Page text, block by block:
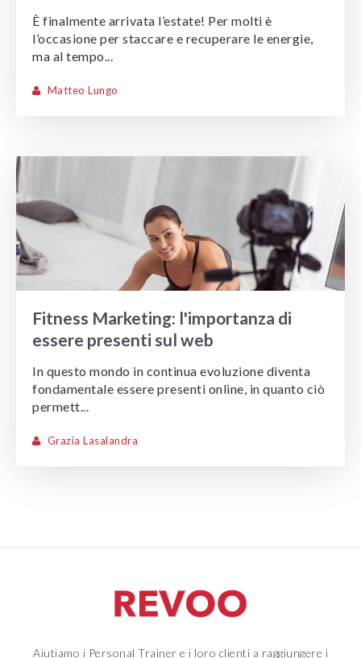
È finalmente arrivata l’estate! Per molti è
l’occasione per staccare e recuperare le energie,
ma al tempo...
Matteo Lungo
Fitness Marketing: l'importanza di
essere presenti sul web
In questo mondo in continua evoluzione diventa
fondamentale essere presenti online, in quanto ciò
permett...
Grazia Lasalandra
Aiutiamo i Personal Trainer e i loro clienti a raggiungere i